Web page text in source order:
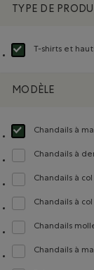
TYPE DE
T-shirts et
Choisir Classé selon
MODÈLE
Chandails à
Choisir Classé selon
Chandails à
Classer selon
Chandails à
Classer selon
Chandails à
Classer selon
Chandails
Classer selon
Chandails à
Classer selon